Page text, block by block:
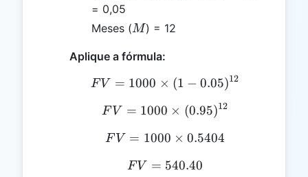
= 0,05
Meses (M
M) = 12
Aplique a fórmula:
FV = 1000 \times (1 -
F V = 1000 × (1 − 0.05)12
FV = 1000 \times
F V = 1000 × (0.95)12
FV = 1000 \times 0.5404
F V = 1000 × 0.5404
FV = 540.40
F V = 540.40